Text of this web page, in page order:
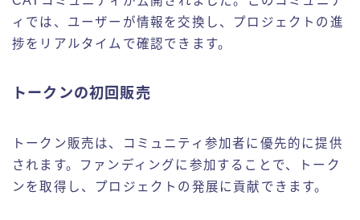
ィでは、ユーザーが情報を交換し、プロジェクトの進
捗をリアルタイムで確認できます。
トークンの初回販売
トークン販売は、コミュニティ参加者に優先的に提供
されます。ファンディングに参加することで、トーク
ンを取得し、プロジェクトの発展に貢献できます。